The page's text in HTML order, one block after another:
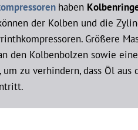
haben
der Kolben und die
Größere
den Kolbenbolzen sowie
zu verhindern, dass Öl aus